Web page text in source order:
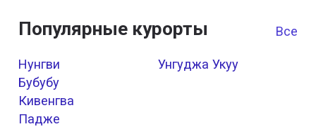
Популярные курорты Все
Нунгви
Бубубу
Кивенгва
Падже
Унгуджа Укуу